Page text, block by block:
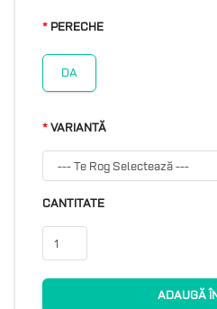
PERECHE
DA
VARIANTĂ
CANTITATE
ADAUGĂ